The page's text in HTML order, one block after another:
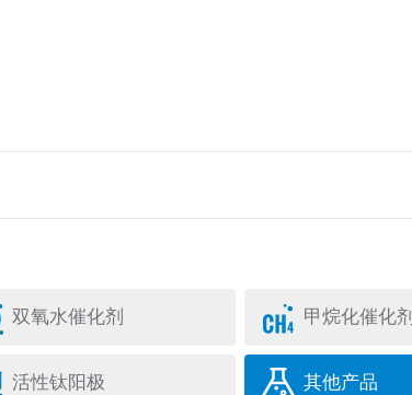
双氧水催化剂 甲烷化催化剂
活性钛阳极 其他产品